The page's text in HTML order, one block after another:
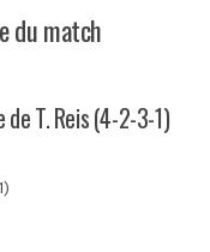
du match
T. Reis (4-2-3-1)